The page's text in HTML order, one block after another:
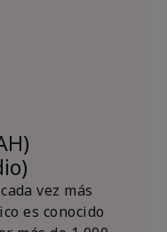
vez más
es conocido